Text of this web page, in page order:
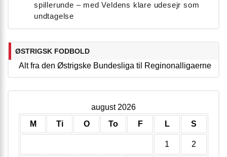
spillerunde – med Veldens klare udesejr som
undtagelse
ØSTRIGSK FODBOLD
Alt fra den Østrigske Bundesliga til Reginonalligaerne
august 2026
M
Ti O To F L S
1 2